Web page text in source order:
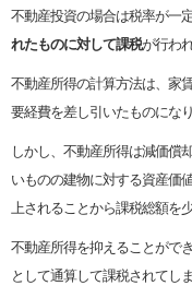
不動産投資の場合は税率が一定
れたものに対して課税が行わ
不動産所得の計算方法は、家
要経費を差し引いたものにな
しかし、不動産所得は減価償
いものの建物に対する資産価
上されることから課税総額を
不動産所得を抑えることがで
として通算して課税されてし